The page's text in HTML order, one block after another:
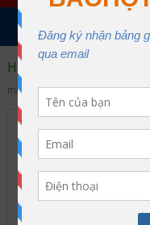
MENU
Home
miền nam
Bán găng
tại miền